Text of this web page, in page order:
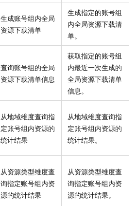
生成账号组内全局
资源下载清单
生成指定的账号组
内全局资源下载清
单。
查询账号组的全局
资源下载清单信息
获取指定的账号组
内最近一次生成的
全局资源下载清单
信息。
从地域维度查询指
定账号组内资源的
统计结果
从地域维度查询指
定账号组内资源的
统计结果。
从资源类型维度查
询指定账号组内资
源的统计结果
从资源类型维度查
询指定账号组内资
源的统计结果。